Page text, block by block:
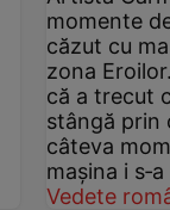
momente
căzut cu
zona
că a trecut
stângă prin
câteva
mașina i
Vedete